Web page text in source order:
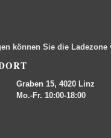
können Sie die
Graben 15, 4020 Linz
Mo.-Fr. 10:00-18:00